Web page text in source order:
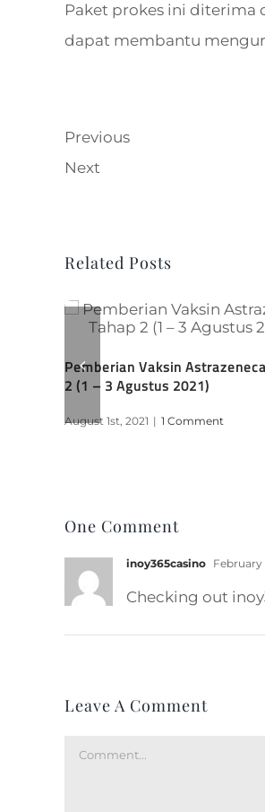
Paket prokes ini diterima
dapat membantu
Previous
Next
Related Posts
Pemberian Vaksin
2 (1 – 3 Agustus 2021)
August 1st, 2021 | 1 Comment
One Comment
inoy365casino February
Checking out
Leave A Comment
Comment